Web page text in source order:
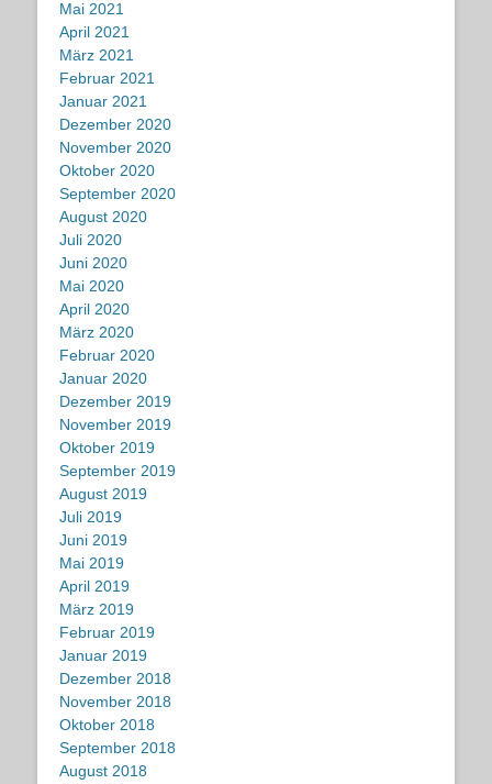
Mai 2021
April 2021
März 2021
Februar 2021
Januar 2021
Dezember 2020
November 2020
Oktober 2020
September 2020
August 2020
Juli 2020
Juni 2020
Mai 2020
April 2020
März 2020
Februar 2020
Januar 2020
Dezember 2019
November 2019
Oktober 2019
September 2019
August 2019
Juli 2019
Juni 2019
Mai 2019
April 2019
März 2019
Februar 2019
Januar 2019
Dezember 2018
November 2018
Oktober 2018
September 2018
August 2018